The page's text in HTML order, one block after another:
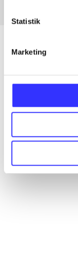
Statistik
Marketing
Alle registrerede
...